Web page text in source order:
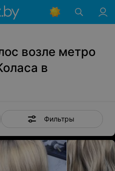
возле метро
в
Фильтры